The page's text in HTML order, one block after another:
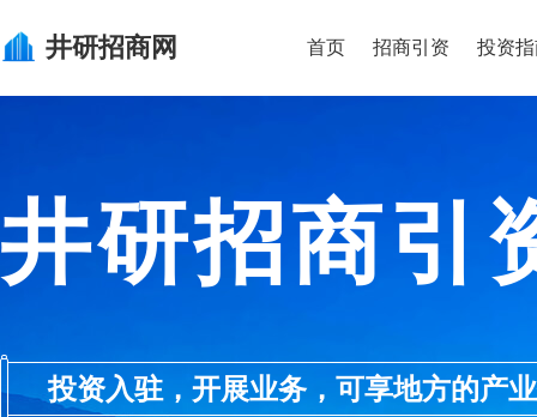
井研招商网 首页 招商引资 投资
井研招商引
投资入驻，开展业务，可享地方的产